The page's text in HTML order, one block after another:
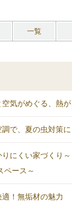
一覧
空気がめぐる、熱
で、夏の虫対策に
にくい家づくり～
ペース～
適！無垢材の魅力